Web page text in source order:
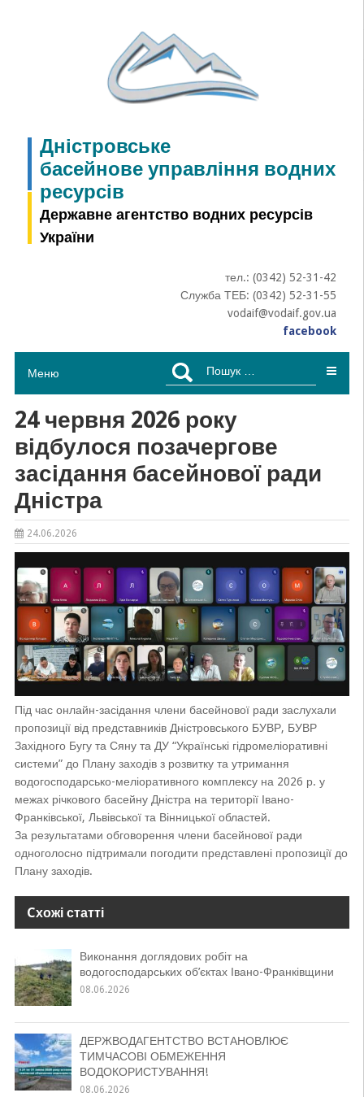
Дністровське
басейнове управління водних
ресурсів
Державне агентство водних ресурсів
України
тел.: (0342) 52-31-42
Служба ТЕБ: (0342) 52-31-55
vodaif@vodaif.gov.ua
facebook
Меню
Пошук:
24 червня 2026 року
відбулося позачергове
засідання басейнової ради
Дністра
24.06.2026
Під час онлайн-засідання члени басейнової ради заслухали
пропозиції від представників Дністровського БУВР, БУВР
Західного Бугу та Сяну та ДУ “Українські гідромеліоративні
системи” до Плану заходів з розвитку та утримання
водогосподарсько-меліоративного комплексу на 2026 р. у
межах річкового басейну Дністра на території Івано-
Франківської, Львівської та Вінницької областей.
За результатами обговорення члени басейнової ради
одноголосно підтримали погодити представлені пропозиції до
Плану заходів.
Cхожі статті
Виконання доглядових робіт на
водогосподарських об’єктах Івано-Франківщини
08.06.2026
ДЕРЖВОДАГЕНТСТВО ВСТАНОВЛЮЄ
ТИМЧАСОВІ ОБМЕЖЕННЯ
ВОДОКОРИСТУВАННЯ!
08.06.2026